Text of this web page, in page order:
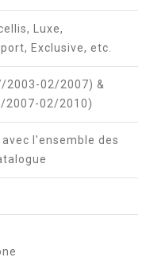
Luxe,
Exclusive, etc.
2003-02/2007) &
2007-02/2010)
l'ensemble des